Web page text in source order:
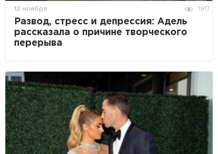
12 ноября 1917
Развод, стресс и депрессия: Адель
рассказала о причине творческого
перерыва